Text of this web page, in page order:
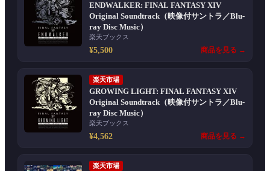
ENDWALKER: FINAL FANTASY XIV
Original Soundtrack（映像付サントラ／Blu-
ray Disc Music）
楽天ブックス
¥5,500 商品を見る →
楽天市場
GROWING LIGHT: FINAL FANTASY XIV
Original Soundtrack（映像付サントラ／Blu-
ray Disc Music）
楽天ブックス
¥4,562 商品を見る →
楽天市場